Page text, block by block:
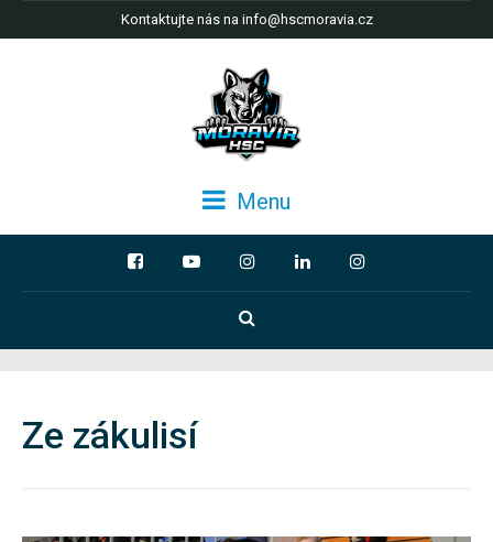
Kontaktujte nás na info@hscmoravia.cz
Menu
Ze zákulisí